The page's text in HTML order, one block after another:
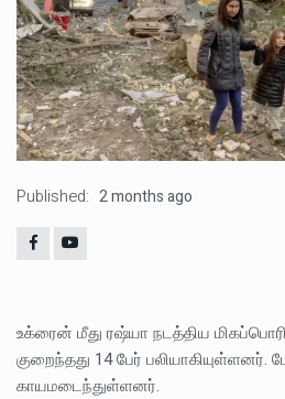
Published: 2 months ago
உக்ரைன் மீது ரஷ்யா நடத்திய
குறைந்தது 14 பேர் பலியாகியுள்ளனர்.
காயமடைந்துள்ளனர்.